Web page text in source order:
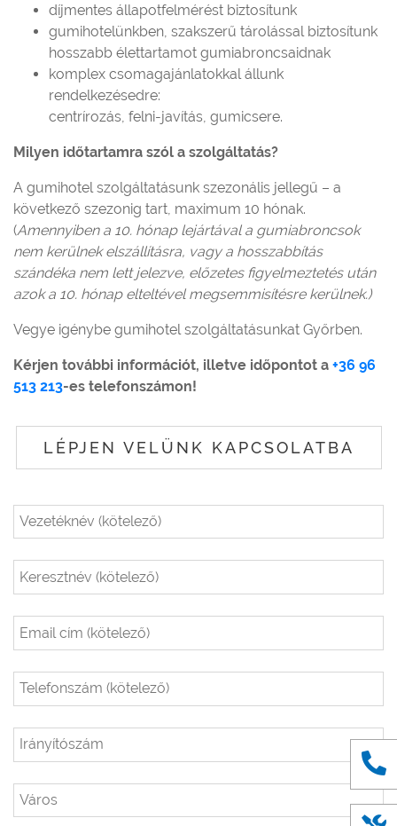
díjmentes állapotfelmérést biztosítunk
gumihotelünkben, szakszerű tárolással biztosítunk
hosszabb élettartamot gumiabroncsaidnak
komplex csomagajánlatokkal állunk
rendelkezésedre:
centrírozás, felni-javítás, gumicsere.
Milyen időtartamra szól a szolgáltatás?
A gumihotel szolgáltatásunk szezonális jellegű – a
következő szezonig tart, maximum 10 hónak.
(Amennyiben a 10. hónap lejártával a gumiabroncsok
nem kerülnek elszállításra, vagy a hosszabbítás
szándéka nem lett jelezve, előzetes figyelmeztetés után
azok a 10. hónap elteltével megsemmisítésre kerülnek.)
Vegye igénybe gumihotel szolgáltatásunkat Győrben.
Kérjen további információt, illetve időpontot a +36 96
513 213-es telefonszámon!
LÉPJEN VELÜNK KAPCSOLATBA